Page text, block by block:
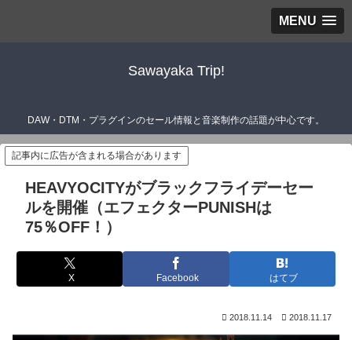
MENU
Sawayaka Trip!
DAW・DTM・プラグインのセール情報と音楽制作の話題が中心です。
記事内に広告が含まれる場合があります
HEAVYOCITYがブラックフライデーセー
ルを開催（エフェクターPUNISHは
75％OFF！）
X Facebook はてブ
2018.11.14 2018.11.17